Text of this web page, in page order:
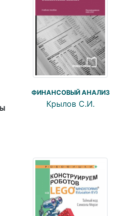
ФИНАНСОВЫЙ АНАЛИЗ
Крылов С.И.